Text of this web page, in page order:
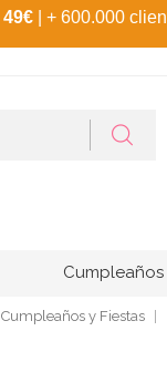
49€ | + 600.000
Cumpleaños
Cumpleaños y Fiestas